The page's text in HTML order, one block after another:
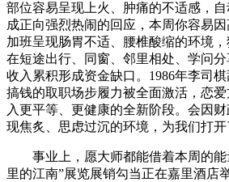
部位容易呈现上火、肿痛的不适感，
成正向强烈热闹的回应，本周你容易
加班呈现肠胃不适、腰椎酸缩的环境
在短途出行、同窗、邻里相处、学问
收入累积形成资金缺口。1986年李司
搞钱的取职场步履力被全面激活，恋
入更平等、更健康的全新阶段。会因
现焦炙、思虑过沉的环境，为我们打开
事业上，愿大师都能借着本周的能
里的江南”展览展销勾当正在嘉里酒店